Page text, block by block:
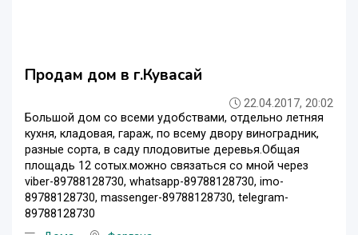
Продам дом в г.Кувасай
22.04.2017, 20:02
Большой дом со всеми удобствами, отдельно летняя
кухня, кладовая, гараж, по всему двору виноградник,
разные сорта, в саду плодовитые деревья.Общая
площадь 12 сотых.можно связаться со мной через
viber-89788128730, whatsapp-89788128730, imo-
89788128730, massenger-89788128730, telegram-
89788128730